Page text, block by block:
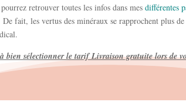
retrouver toutes les infos dans mes différentes
fait, les vertus des minéraux se rapprochent plus
bien sélectionner le tarif Livraison gratuite lors de